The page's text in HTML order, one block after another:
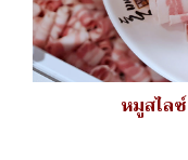
หมูสไลซ์